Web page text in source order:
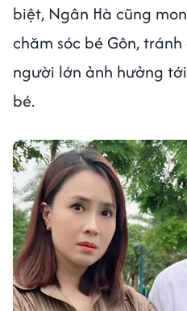
biệt, Ngân Hà cũng
chăm sóc bé Gôn,
người lớn ảnh hưởng
bé.